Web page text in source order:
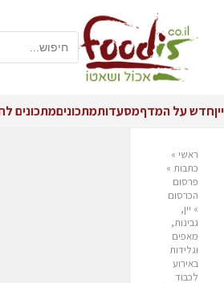
ייןחדש על המדףמסעדותמתכוניםמתכונים
ראשי »
כתבות »
פרסום
הכרסום
» יין,
גבינות,
מאפים
וגלידות
באירוע
לכבוד